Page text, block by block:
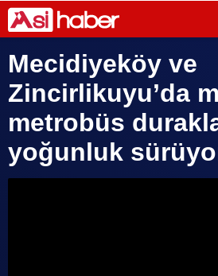
Mecidiyeköy ve
Zincirlikuyu’da
metrobüs
yoğunluk